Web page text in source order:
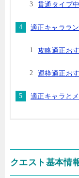
貫通タイプ
適正キャララ
攻略適正お
運枠適正お
適正キャラと
クエスト基本情